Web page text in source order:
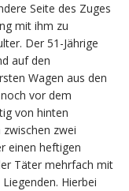
Seite des Zuges
mit ihm zu
Der 51-Jährige
auf den
Wagen aus den
vor dem
von hinten
zwei
einen heftigen
Täter mehrfach mit
Hierbei